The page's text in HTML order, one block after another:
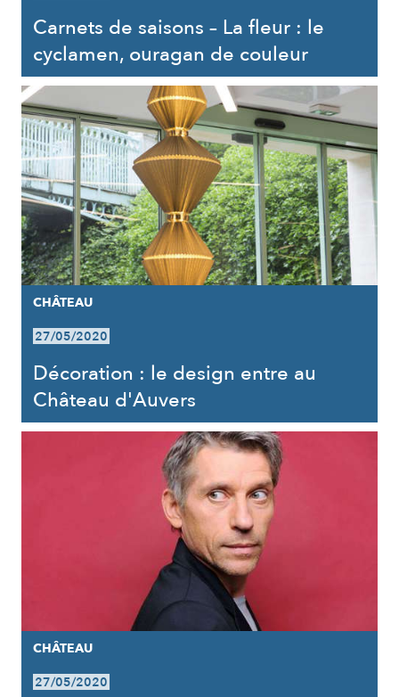
Carnets de saisons – La fleur : le
cyclamen, ouragan de couleur
CHÂTEAU
27/05/2020
Décoration : le design entre au
Château d'Auvers
CHÂTEAU
27/05/2020